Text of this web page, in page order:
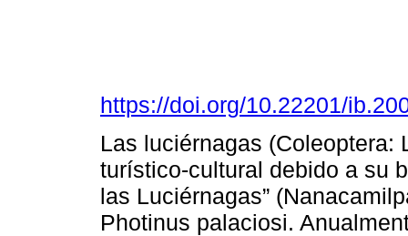
https://doi.org/10.22201/
Las luciérnagas (Coleoptera:
turístico-cultural debido a su
las Luciérnagas”
Photinus palaciosi.